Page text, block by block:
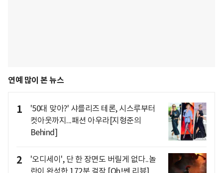
연예 많이 본 뉴스
1
'50대 맞아?' 샤를리즈 테론, 시스루부터
컷아웃까지...패션 아우라[지형준의
Behind]
2
'오디세이', 단 한 장면도 버릴게 없다..놀
란이 완성한 172분 걸작 [Oh!쎈 리뷰]